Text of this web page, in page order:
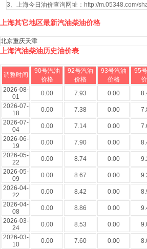
3、上海今日油价查询网址：http://m.05348.com/
上海其它地区最新汽油柴油价格
北京重庆天津
上海汽油柴油历史油价表
调整时间
90号汽油
价格
92号汽油
价格
93号汽油
价格
95
2026-08-
01
0.00 7.93 0.00
2026-07-
18
0.00 7.38 0.00
2026-07-
04
0.00 7.14 0.00
2026-06-
19
0.00 7.90 0.00
2026-05-
22
0.00 8.74 0.00
2026-05-
09
0.00 8.67 0.00
2026-04-
22
0.00 8.42 0.00
2026-04-
08
0.00 8.86 0.00
2026-03-
24
0.00 8.53 0.00
2026-03-
10
0.00 7.60 0.00